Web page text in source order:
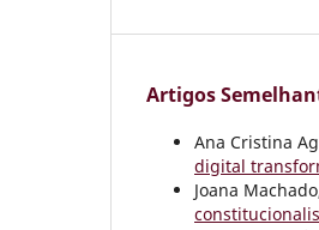
Artigos
Ana Cristina
digital
Joana